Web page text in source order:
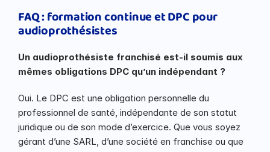
FAQ : formation continue et DPC pour
audioprothésistes
Un audioprothésiste franchisé est-il soumis aux
mêmes obligations DPC qu’un indépendant ?
Oui. Le DPC est une obligation personnelle du
professionnel de santé, indépendante de son statut
juridique ou de son mode d’exercice. Que vous soyez
gérant d’une SARL, d’une société en franchise ou que